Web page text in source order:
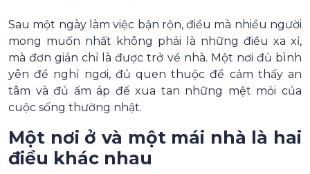
Sau một ngày làm việc bận rộn, điều mà nhiều người
mong muốn nhất không phải là những điều xa xỉ,
mà đơn giản chỉ là được trở về nhà. Một nơi đủ bình
yên để nghỉ ngơi, đủ quen thuộc để cảm thấy an
tâm và đủ ấm áp để xua tan những mệt mỏi của
cuộc sống thường nhật.
Một nơi ở và một mái nhà là hai
điều khác nhau